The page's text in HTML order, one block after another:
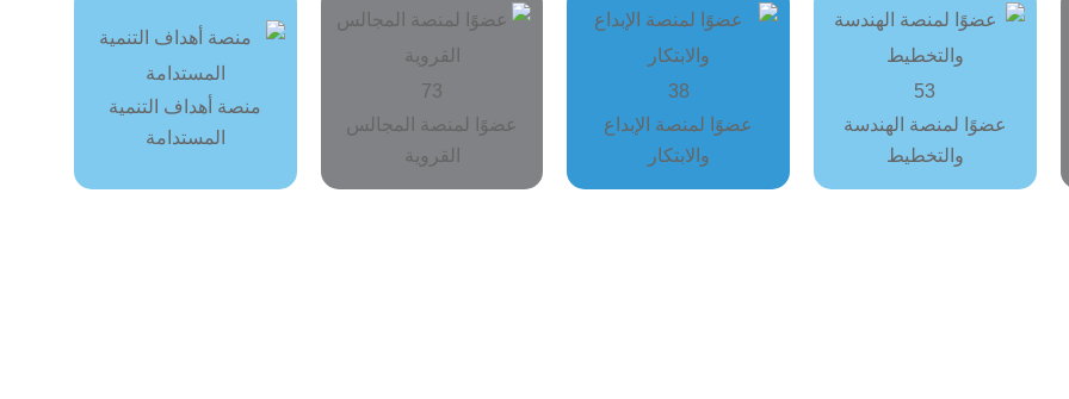
53
عضوًا لمنصة الهندسة
والتخطيط
38
عضوًا لمنصة الإبداع
والابتكار
73
عضوًا لمنصة المجالس
القروية
منصة أهداف التنمية
المستدامة